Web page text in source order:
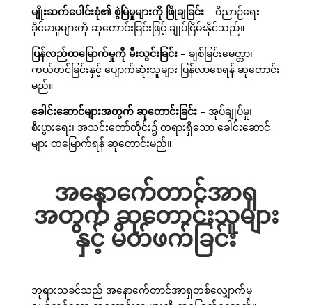
မျိုးဆက်ပေါင်းစုံ၏ စွဲမြဲမှုများကို ဖြိုချခြင်း– ဝိညာဉ်ရေး
ခိုင်မာမှုများကို ဆုတောင်းခြင်းဖြင့် ချုပ်ငြိမ်းနိုင်သည်။
ပြန်လည်ထမြောက်မှုကို မီးသွင်းခြင်း– ချစ်ခြင်းမေတ္တာ၊
ကယ်တင်ခြင်းနှင့် ပျောက်ဆုံးသူများ ပြန်လာစေရန် ဆုတောင်း
မည်။
ခေါင်းဆောင်များအတွက် ဆုတောင်းခြင်း– အုပ်ချုပ်မှု၊
စီးပွားရေး၊ အသင်းတော်တိုင်း၌ တရားရှိသော ခေါင်းဆောင်
များ ထမြောက်ရန် ဆုတောင်းမည်။
အနောက်ေတာင်အာရှ
အတွက် ဆုတောင်းသူများ
နှင့် မိတ်ဖက်ခြင်း
ဘုရားသခင်သည် အနောက်ေတာင်အာရှတစ်လျှောက်မှ